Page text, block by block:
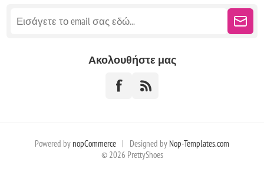
Ακολουθήστε μας
Powered by nopCommerce | Designed by Nop-Templates.com
© 2026 PrettyShoes